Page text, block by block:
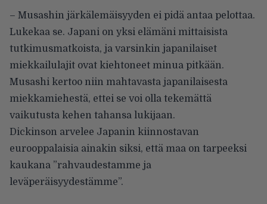
– Musashin järkälemäisyyden ei pidä antaa pelottaa.
Lukekaa se. Japani on yksi elämäni mittaisista
tutkimusmatkoista, ja varsinkin japanilaiset
miekkailulajit ovat kiehtoneet minua pitkään.
Musashi kertoo niin mahtavasta japanilaisesta
miekkamiehestä, ettei se voi olla tekemättä
vaikutusta kehen tahansa lukijaan.
Dickinson arvelee Japanin kiinnostavan
eurooppalaisia ainakin siksi, että maa on tarpeeksi
kaukana ”rahvaudestamme ja
leväperäisyydestämme”.